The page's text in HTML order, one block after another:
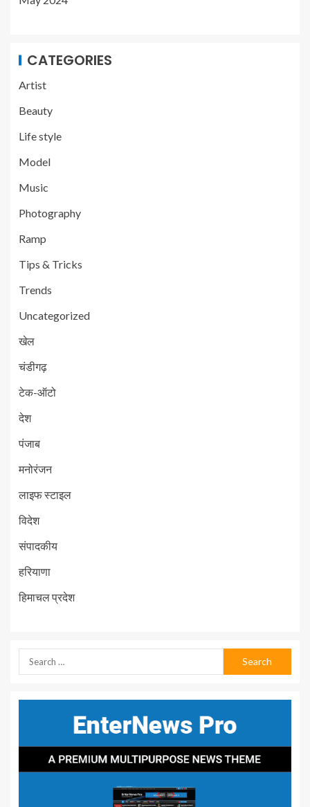
CATEGORIES
Artist
Beauty
Life style
Model
Music
Photography
Ramp
Tips & Tricks
Trends
Uncategorized
खेल
चंडीगढ़
टेक-ऑटो
देश
पंजाब
मनोरंजन
लाइफ स्टाइल
विदेश
संपादकीय
हरियाणा
हिमाचल प्रदेश